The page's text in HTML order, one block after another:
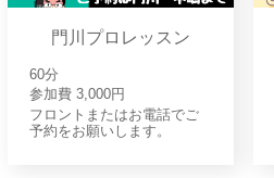
門川プロレッスン
60分
参加費 3,000円
フロントまたはお電話でご
予約をお願いします。